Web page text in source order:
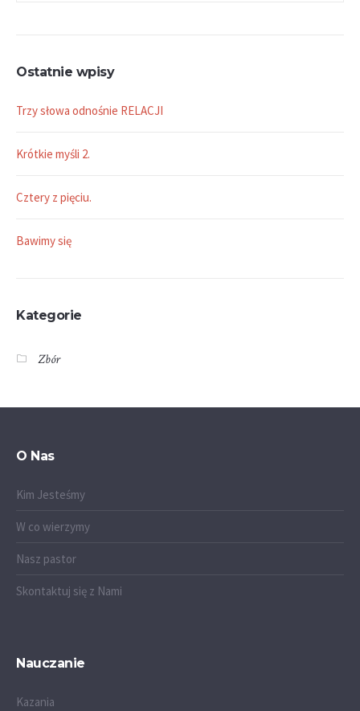
Ostatnie wpisy
Trzy słowa odnośnie RELACJI
Krótkie myśli 2.
Cztery z pięciu.
Bawimy się
Kategorie
Zbór
O Nas
Kim Jesteśmy
W co wierzymy
Nasz pastor
Skontaktuj się z Nami
Nauczanie
Kazania